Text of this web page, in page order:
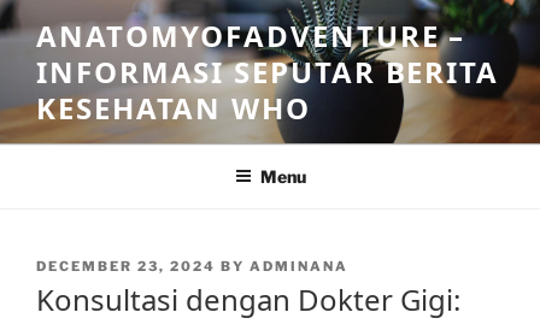
Skip
to
content
ANATOMYOFADVENTURE –
INFORMASI SEPUTAR BERITA
KESEHATAN WHO
Menu
POSTED
DECEMBER 23, 2024 BY ADMINANA
Konsultasi dengan Dokter Gigi: